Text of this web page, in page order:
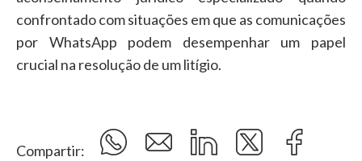
confrontado com situações em que as comunicações
por WhatsApp podem desempenhar um papel
crucial na resolução de um litígio.
Compartir: